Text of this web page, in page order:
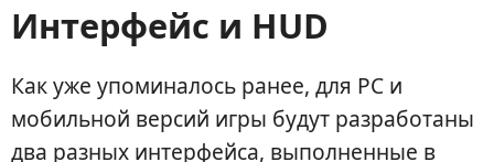
Интерфейс и HUD
Как уже упоминалось ранее, для PC и
мобильной версий игры будут разработаны
два разных интерфейса, выполненные в